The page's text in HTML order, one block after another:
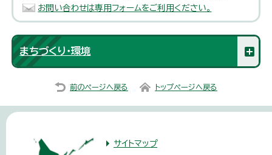
お問い合わせは専用フォームをご利用ください。
まちづくり・環境
前のページへ戻る トップページへ戻る
サイトマップ